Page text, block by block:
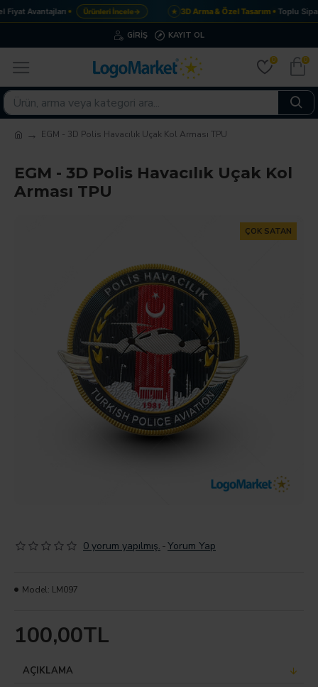
Avantajları Ürünleri İncele→ ★ 3D Arma & Özel Tasarım Toplu
GIRIŞ KAYIT OL
0 0
EGM - 3D Polis Havacılık Uçak Kol Arması TPU
EGM - 3D Polis Havacılık Uçak Kol
Arması TPU
ÇOK SATAN
0 yorum yapılmış. -Yorum Yap
100,00TL
Model: LM097
AÇIKLAMA